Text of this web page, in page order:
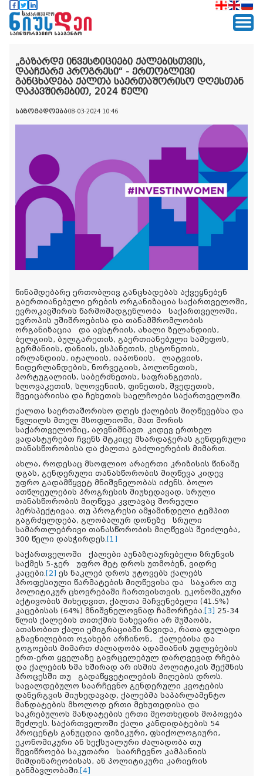
„გაზარდე ინვესტიციები ქალებისთვის,
დააჩქარე პროგრესი“ - ერთობლივი
განცხადება ქალთა საერთაშორისო დღესთან
დაკავშირებით, 2024 წელი
საზოგადოება08-03-2024 10:46
წინამდებარე ერთობლივ განცხადებას აქვეყნებენ
გაერთიანებული ერების ორგანიზაცია საქართველოში,
ევროკავშირის წარმომადგენლობა საქართველოში,
ევროპის უშიშროებისა და თანამშრომლობის
ორგანიზაცია
და ავსტრიის, ახალი ზელანდიის,
ბელგიის, ბულგარეთის, გაერთიანებული სამეფოს,
გერმანიის, დანიის, ესპანეთის, ესტონეთის,
ირლანდიის, იტალიის, იაპონიის, ლატვიის,
ნიდერლანდების, ნორვეგიის, პოლონეთის,
პორტუგალიის, საბერძნეთის, საფრანგეთის,
სლოვაკეთის, სლოვენიის, ფინეთის, შვედეთის,
შვეიცარიისა და ჩეხეთის საელჩოები საქართველოში.
ქალთა საერთაშორისო დღეს ქალების მიღწევებსა და
წვლილს მთელ მსოფლიოში, მათ შორის
საქართველოშიც, აღვნიშნავთ. კიდევ ერთხელ
ვადასტურებთ ჩვენს მტკიცე მხარდაჭერას გენდერული
თანასწორობისა და ქალთა გაძლიერების მიმართ.
ახლა, როდესაც მსოფლიო არაერთი კრიზისის წინაშე
დგას, გენდერული თანასწორობის მიღწევა კიდევ
უფრო გადამწყვეტ მნიშვნელობას იძენს. ბოლო
ათწლეულების პროგრესის მიუხედავად, სრული
თანასწორობის მიღწევა კვლავაც შორეული
პერსპექტივაა. თუ პროგრესი ამჟამინდელი ტემპით
გაგრძელდება, გლობალურ დონეზე
სრული
სამართლებრივი თანასწორობის მიღწევას შეიძლება,
300 წელი დასჭირდეს. [1]
საქართველოში
ქალები აუნაზღაურებელი ზრუნვის
საქმეს 5-ჯერ უფრო მეტ დროს უთმობენ, ვიდრე
კაცები. [2] ეს ნაკლებ დროს უტოვებს ქალებს
პროფესიული წარმატების მიღწევისა და საჯარო თუ
პოლიტიკურ ცხოვრებაში ჩართვისთვის. ეკონომიკური
აქტივობის მიხედვით, ქალთა მაჩვენებელი (41.5%)
კაცებისას (64%) მნიშვნელოვნად ჩამორჩება. [3]
25-34
წლის ქალების თითქმის ნახევარი არ მუშაობს,
ათასობით ქალი ემიგრაციაში წავიდა, რათა ფულადი
გზავნილებით ოჯახები არჩინონ, ქალებისა და
გოგოების მიმართ ძალადობა ადამიანის უფლებების
ერთ-ერთ ყველაზე გავრცელებულ დარღვევად რჩება
და ქალების ხმა ხშირად არ ისმის პოლიტიკის შექმნის
პროცესში თუ გადაწყვეტილების მიღების დროს.
სავალდებულო საარჩევნო გენდერული კვოტების
დანერგვის მიუხედავად, ქალებმა საპარლამენტო
მანდატების მხოლოდ ერთი მეხუთედისა და
საკრებულოს მანდატების ერთი მეოთხედის მოპოვება
შეძლეს. საქართველოში ქალი კანდიდატების 54
პროცენტს განუცდია ფიზიკური, ფსიქოლოგიური,
ეკონომიკური ან სექსუალური ძალადობა თუ
შევიწროება საკუთარი საარჩევნო კამპანიის
მიმდინარეობისას, ან პოლიტიკური კარიერის
განმავლობაში. [4]